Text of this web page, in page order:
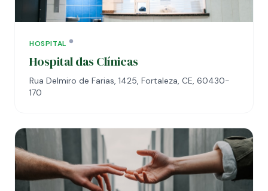
HOSPITAL
Hospital das Clínicas
Rua Delmiro de Farias, 1425, Fortaleza, CE, 60430-
170